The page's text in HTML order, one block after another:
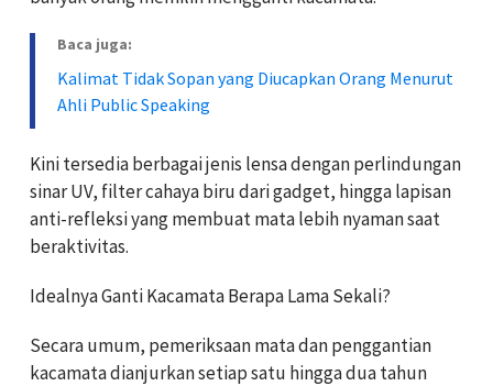
Baca juga:
Kalimat Tidak Sopan yang Diucapkan Orang Menurut
Ahli Public Speaking
Kini tersedia berbagai jenis lensa dengan perlindungan
sinar UV, filter cahaya biru dari gadget, hingga lapisan
anti-refleksi yang membuat mata lebih nyaman saat
beraktivitas.
Idealnya Ganti Kacamata Berapa Lama Sekali?
Secara umum, pemeriksaan mata dan penggantian
kacamata dianjurkan setiap satu hingga dua tahun